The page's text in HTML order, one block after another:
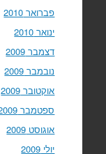
פברואר 2010
ינואר 2010
דצמבר 2009
נובמבר 2009
אוקטובר 2009
ספטמבר 2009
אוגוסט 2009
יולי 2009